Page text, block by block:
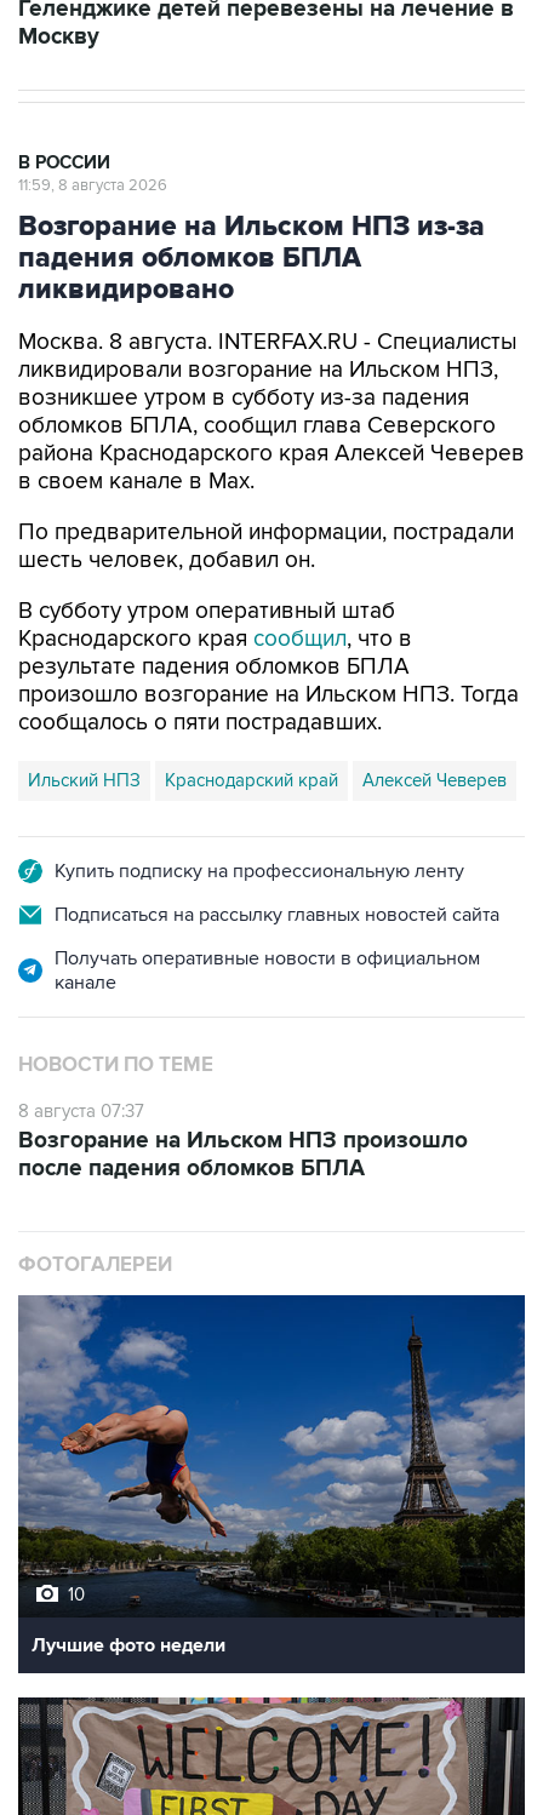
Геленджике детей перевезены на лечение в
Москву
В РОССИИ
11:59, 8 августа 2026
Возгорание на Ильском НПЗ из-за
падения обломков БПЛА
ликвидировано
Москва. 8 августа. INTERFAX.RU - Специалисты
ликвидировали возгорание на Ильском НПЗ,
возникшее утром в субботу из-за падения
обломков БПЛА, сообщил глава Северского
района Краснодарского края Алексей Чеверев
в своем канале в Max.
По предварительной информации, пострадали
шесть человек, добавил он.
В субботу утром оперативный штаб
Краснодарского края сообщил, что в
результате падения обломков БПЛА
произошло возгорание на Ильском НПЗ. Тогда
сообщалось о пяти пострадавших.
Ильский НПЗ Краснодарский край Алексей Чеверев
Купить подписку на профессиональную ленту
Подписаться на рассылку главных новостей сайта
Получать оперативные новости в официальном
канале
НОВОСТИ ПО ТЕМЕ
8 августа 07:37
Возгорание на Ильском НПЗ произошло
после падения обломков БПЛА
ФОТОГАЛЕРЕИ
10
Лучшие фото недели